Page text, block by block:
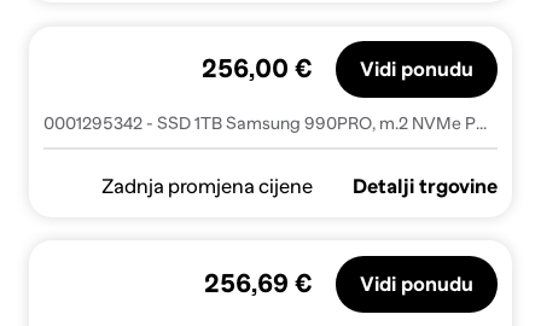
0001295342 - SSD 1TB Samsung 990PRO, m.2 NVMe PCIe 4.0 - MZ-V9P1T0BW
256,00 € Vidi ponudu
Zadnja promjena cijene Detalji trgovine
256,69 € Vidi ponudu